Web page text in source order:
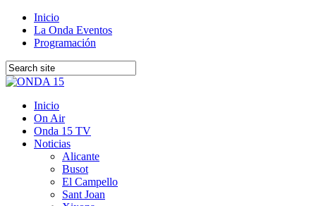
Inicio
La Onda Eventos
Programación
Inicio
On Air
Onda 15 TV
Noticias
Alicante
Busot
El Campello
Sant Joan